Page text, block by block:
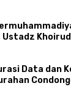
Ustadz
Data dan